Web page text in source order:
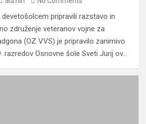
pripravili razstavo in
združenje veteranov vojne za
(OZ VVS) je pripravilo zanimivo
razredov Osnovne šole Sveti Jurij ov…